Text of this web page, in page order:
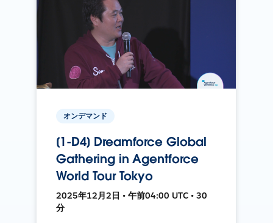
オンデマンド
[1-D4] Dreamforce Global
Gathering in Agentforce
World Tour Tokyo
2025年12月2日 • 午前04:00 UTC • 30
分